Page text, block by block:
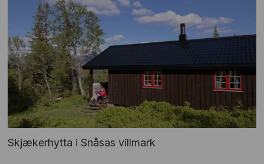
Skjækerhytta i Snåsas villmark